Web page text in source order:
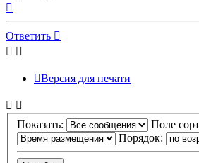
началу
Ответить
Версия для печати
Показать:
Поле
Порядок: